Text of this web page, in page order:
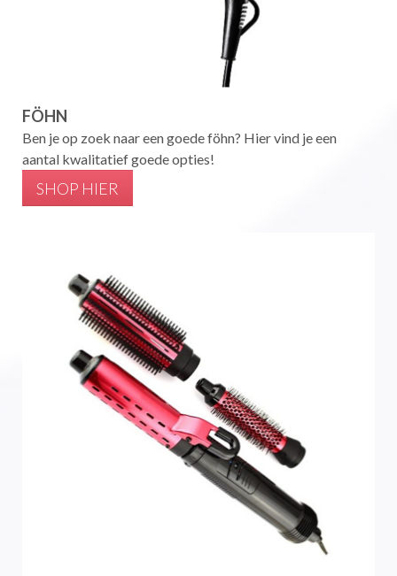
FÖHN
Ben je op zoek naar een goede föhn? Hier vind je een
aantal kwalitatief goede opties!
SHOP HIER